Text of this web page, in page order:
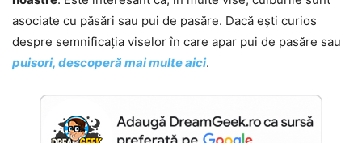
asociate cu păsări sau pui de pasăre. Dacă ești curios
despre semnificația viselor în care apar pui de pasăre sau
puisori, descoperă mai multe aici.